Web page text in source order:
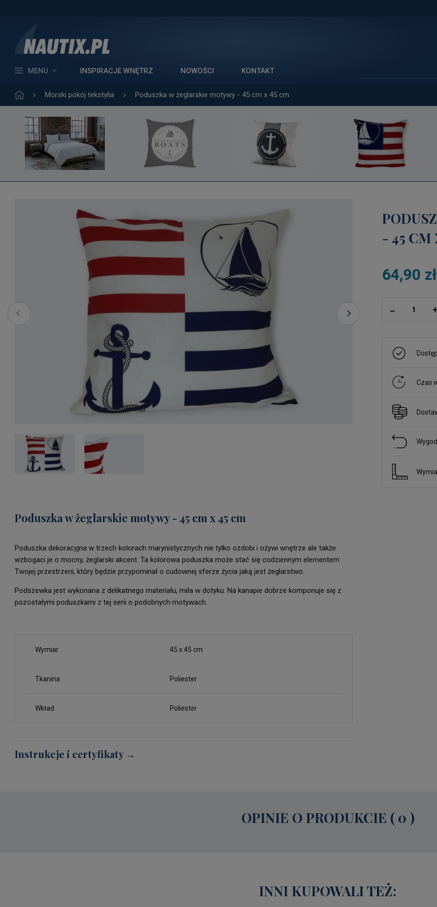
MENU INSPIRACJE WNĘTRZ NOWOŚCI KONTAKT
Morski pokój tekstylia Poduszka w żeglarskie motywy - 45 cm x 45 cm
Poduszka w żeglarskie motywy - 45 cm x 45 cm
Poduszka dekoracyjna w trzech kolorach marynistycznych nie tylko ozdobi i ożywi wnętrze ale także
wzbogaci je o mocny, żeglarski akcent. Ta kolorowa poduszka może stać się codziennym elementem
Twojej przestrzeni, który będzie przypominał o cudownej sferze życia jaką jest żeglarstwo.
Podszewka jest wykonana z delikatnego materiału, miła w dotyku. Na kanapie dobrze komponuje się z
pozostałymi poduszkami z tej serii o podobnych motywach.
Wymiar 45 x 45 cm
Tkanina Poliester
Wkład Poliester
Instrukcje i certyfikaty →
- 45 CM
64,90 zł
+
Czas
OPINIE O PRODUKCIE ( 0 )
INNI KUPOWALI TEŻ: